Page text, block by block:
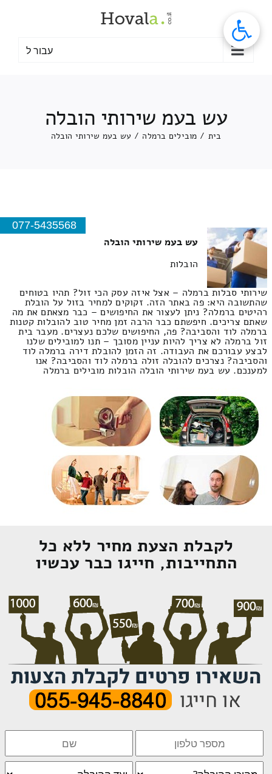
עבור ל
עש בעמ שירותי הובלה
בית / מובילים ברמלה / עש בעמ שירותי הובלה
077-5435568
עש בעמ שירותי הובלה
הובלות
שירותי סבלות ברמלה – אצל איזה עסק הכי זול? תהיו בטוחים
שהתשובה היא: פה באתר הזה. זקוקים למחיר בזול על הובלת
רהיטים ברמלה? ניתן לעצור את החיפושים – כבר מצאתם את מה
שאתם צריכים. חיפשתם כבר הרבה זמן מחיר טוב להובלות קטנות
ברמלה לוד והסביבה? פה, החיפושים שלכם נעצרים. מעבר בית
זול ברמלה לא צריך להיות עניין מסובך – תנו למובילים שלנו
לבצע עבורכם את העבודה. זה הזמן להובלת דירה ברמלה לוד
והסביבה? נצרכים להובלה זולה ברמלה לוד והסביבה? אנו
למענכם. עש בעמ שירותי הובלה הובלות מובילים ברמלה
לקבלת הצעת מחיר ללא כל
התחייבות, חייגו כבר עכשיו